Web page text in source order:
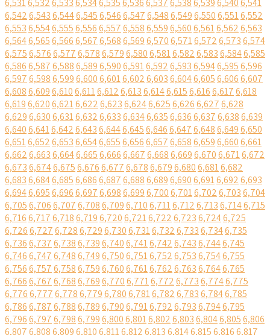
6,5316,5326,5336,5346,5356,5366,5376,5386,5396,5406,541
6,5426,5436,5446,5456,5466,5476,5486,5496,5506,5516,552
6,5536,5546,5556,5566,5576,5586,5596,5606,5616,5626,563
6,5646,5656,5666,5676,5686,5696,5706,5716,5726,5736,574
6,5756,5766,5776,5786,5796,5806,5816,5826,5836,5846,585
6,5866,5876,5886,5896,5906,5916,5926,5936,5946,5956,596
6,5976,5986,5996,6006,6016,6026,6036,6046,6056,6066,607
6,6086,6096,6106,6116,6126,6136,6146,6156,6166,6176,618
6,6196,6206,6216,6226,6236,6246,6256,6266,6276,628
6,6296,6306,6316,6326,6336,6346,6356,6366,6376,6386,639
6,6406,6416,6426,6436,6446,6456,6466,6476,6486,6496,650
6,6516,6526,6536,6546,6556,6566,6576,6586,6596,6606,661
6,6626,6636,6646,6656,6666,6676,6686,6696,6706,6716,672
6,6736,6746,6756,6766,6776,6786,6796,6806,6816,682
6,6836,6846,6856,6866,6876,6886,6896,6906,6916,6926,693
6,6946,6956,6966,6976,6986,6996,7006,7016,7026,7036,704
6,7056,7066,7076,7086,7096,7106,7116,7126,7136,7146,715
6,7166,7176,7186,7196,7206,7216,7226,7236,7246,725
6,7266,7276,7286,7296,7306,7316,7326,7336,7346,735
6,7366,7376,7386,7396,7406,7416,7426,7436,7446,745
6,7466,7476,7486,7496,7506,7516,7526,7536,7546,755
6,7566,7576,7586,7596,7606,7616,7626,7636,7646,765
6,7666,7676,7686,7696,7706,7716,7726,7736,7746,775
6,7766,7776,7786,7796,7806,7816,7826,7836,7846,785
6,7866,7876,7886,7896,7906,7916,7926,7936,7946,795
6,7966,7976,7986,7996,8006,8016,8026,8036,8046,8056,806
6,8076,8086,8096,8106,8116,8126,8136,8146,8156,8166,817